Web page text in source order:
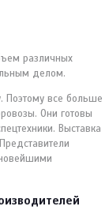
различных
делом.
Поэтому все больше
Они готовы
Выставка